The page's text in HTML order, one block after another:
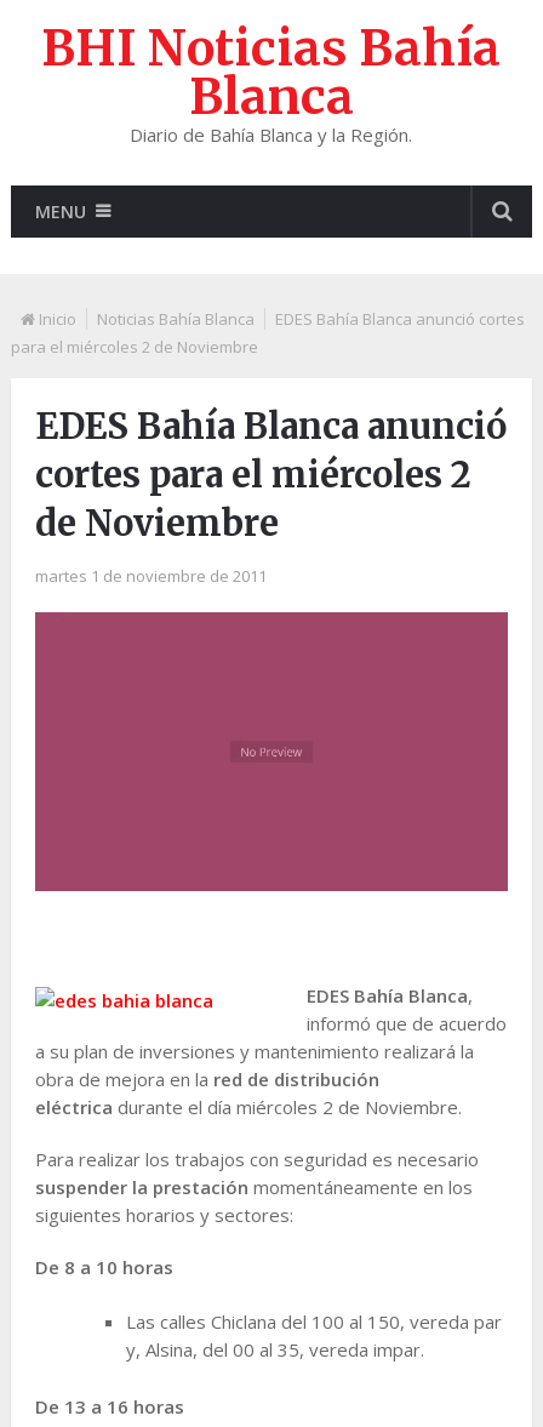
BHI Noticias Bahía
Blanca
Diario de Bahía Blanca y la Región.
MENU
Inicio Noticias Bahía Blanca
EDES Bahía Blanca anunció cortes
para el miércoles 2 de Noviembre
EDES Bahía Blanca anunció
cortes para el miércoles 2
de Noviembre
martes 1 de noviembre de 2011
EDES Bahía Blanca,
informó que de acuerdo
a su plan de inversiones y mantenimiento realizará la
obra de mejora en la red de distribución
eléctrica durante el día miércoles 2 de Noviembre.
Para realizar los trabajos con seguridad es necesario
suspender la prestación momentáneamente en los
siguientes horarios y sectores:
De 8 a 10 horas
Las calles Chiclana del 100 al 150, vereda par
y, Alsina, del 00 al 35, vereda impar.
De 13 a 16 horas